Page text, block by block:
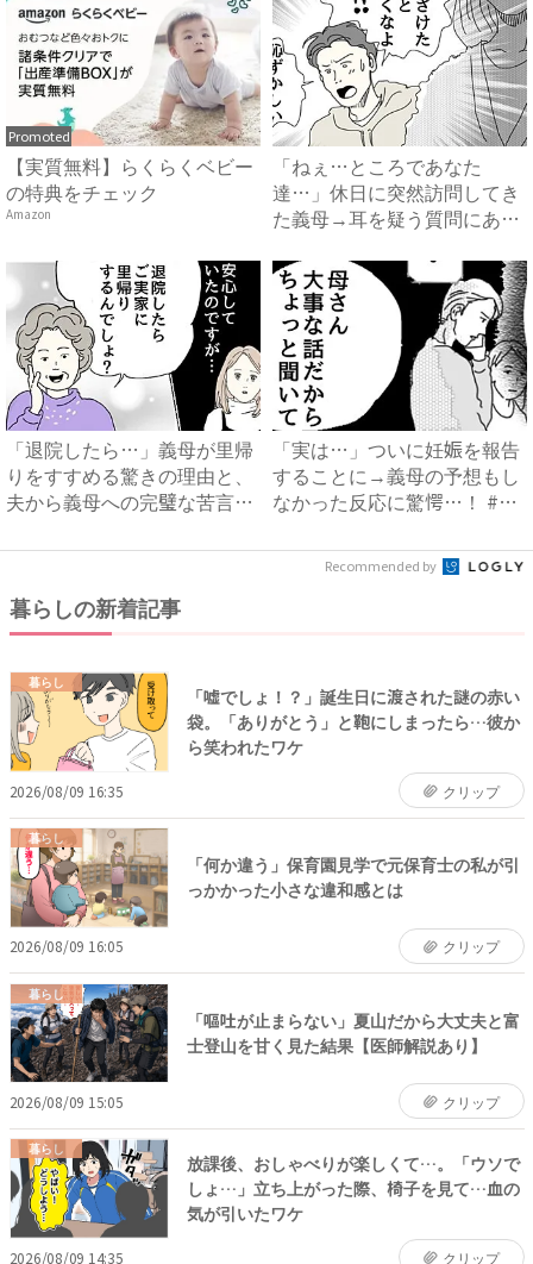
Promoted
【実質無料】らくらくベビー
の特典をチェック
Amazon
「ねぇ…ところであなた
達…」休日に突然訪問してき
た義母→耳を疑う質問にあ
「退院したら…」義母が里帰
りをすすめる驚きの理由と、
夫から義母への完璧な苦言
「実は…」ついに妊娠を報告
することに→義母の予想もし
なかった反応に驚愕…！ #
Recommended by
暮らしの新着記事
暮らし
「嘘でしょ！？」誕生日に渡された謎の赤い
袋。「ありがとう」と鞄にしまったら…彼か
ら笑われたワケ
2026/08/09 16:35 クリップ
暮らし
「何か違う」保育園見学で元保育士の私が引
っかかった小さな違和感とは
2026/08/09 16:05 クリップ
暮らし
「嘔吐が止まらない」夏山だから大丈夫と富
士登山を甘く見た結果【医師解説あり】
2026/08/09 15:05 クリップ
暮らし
放課後、おしゃべりが楽しくて…。「ウソで
しょ…」立ち上がった際、椅子を見て…血の
気が引いたワケ
2026/08/09 14:35 クリップ